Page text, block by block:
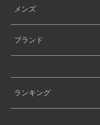
メンズ
ブランド
ランキング